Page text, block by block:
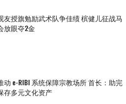
友授旗勉励武术队争佳绩 槟健儿征战马
放眼夺2金
动 e-RIBI 系统保障宗教场所 首长：助完
存多元文化资产